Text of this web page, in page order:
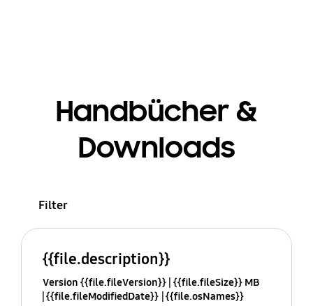
Handbücher &
Downloads
Filter
{{file.description}}
Version {{file.fileVersion}} {{file.fileSize}} MB
{{file.fileModifiedDate}} {{file.osNames}}